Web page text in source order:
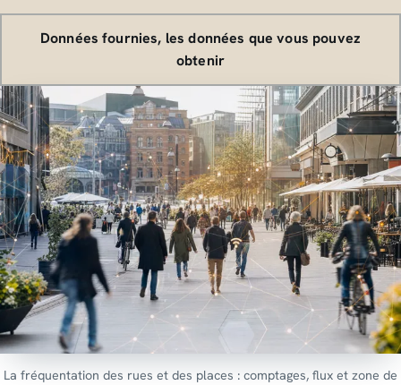
Données fournies, les données que vous pouvez
obtenir
La fréquentation des rues et des places : comptages, flux et zone de